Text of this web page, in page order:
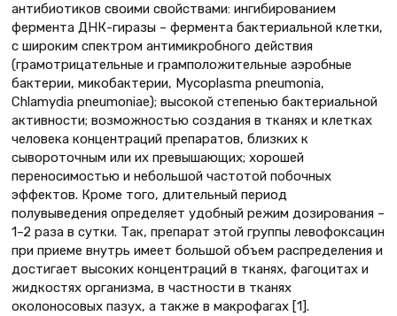
антибиотиков своими свойствами: ингибированием
фермента ДНК-гиразы – фермента бактериальной клетки,
с широким спектром антимикробного действия
(грамотрицательные и грамположительные аэробные
бактерии, микобактерии, Mycoplasma pneumonia,
Chlamydia pneumoniae); высокой степенью бактериальной
активности; возможностью создания в тканях и клетках
человека концентраций препаратов, близких к
сывороточным или их превышающих; хорошей
переносимостью и небольшой частотой побочных
эффектов. Кроме того, длительный период
полувыведения определяет удобный режим дозирования –
1–2 раза в сутки. Так, препарат этой группы левофоксацин
при приеме внутрь имеет большой объем распределения и
достигает высоких концентраций в тканях, фагоцитах и
жидкостях организма, в частности в тканях
околоносовых пазух, а также в макрофагах [1].